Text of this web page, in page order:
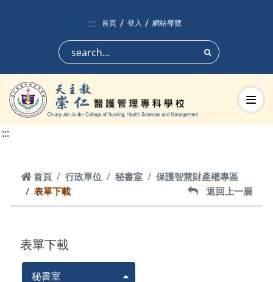
:::
首頁 登入 網站導覽
搜尋
切換
:::
首頁
首頁 行政單位 秘書室
保護智慧財產權專區
表單下載
返回上一層
返回上一層
表單下載
秘書室